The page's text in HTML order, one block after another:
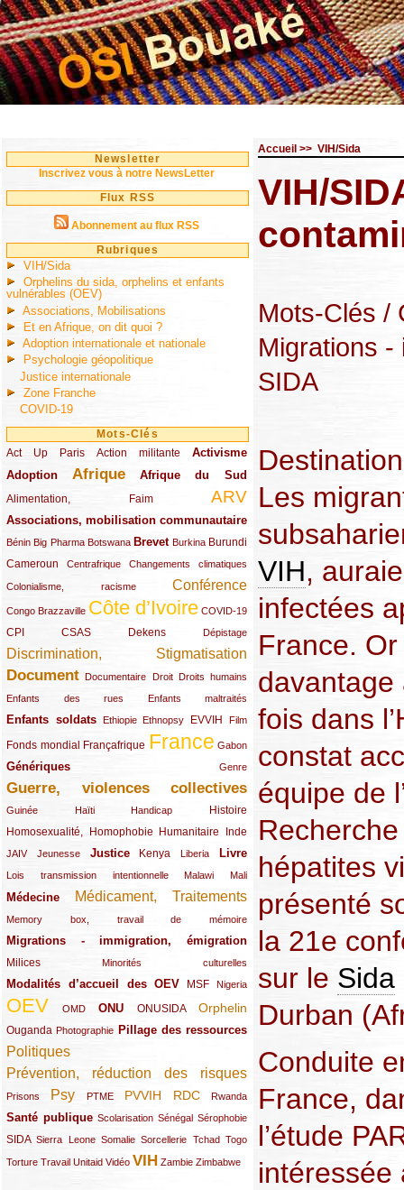
Newsletter
Inscrivez vous à notre NewsLetter
Flux RSS
Abonnement au flux RSS
Rubriques
VIH/Sida
Orphelins du sida, orphelins et enfants
vulnérables (OEV)
Associations, Mobilisations
Et en Afrique, on dit quoi ?
Adoption internationale et nationale
Psychologie géopolitique
Justice internationale
Zone Franche
COVID-19
Mots-Clés
Act Up Paris
(49/289) Action militante
(32/289) Activisme
(73/289)
Adoption
(82/289) Afrique
(161/289) Afrique du Sud
(73/289)
Alimentation, Faim
(48/289) ARV
(203/289)
Associations, mobilisation communautaire
(65/289)
Bénin
(13/289)Big Pharma
(16/289) Botswana
(9/289) Brevet
(83/289) Burkina
(18/289) Burundi
(30/289)
Cameroun
(47/289) Centrafrique
(23/289) Changements climatiques
(10/289)
Colonialisme, racisme
(19/289) Conférence
(118/289)
Congo Brazzaville
(24/289) Côte d’Ivoire
(263/289) COVID-19
(13/289)
CPI
(48/289) CSAS
(32/289) Dekens
(29/289) Dépistage
(19/289)
Discrimination, Stigmatisation
(131/289)
Document
(145/289) Documentaire
(9/289) Droit
(20/289) Droits humains
(22/289)
Enfants des rues
(21/289) Enfants maltraités
(10/289)
Enfants soldats
(68/289) Ethiopie
(12/289) Ethnopsy
(15/289) EVVIH
(55/289) Film
(22/289)
Fonds mondial
(48/289) Françafrique
(39/289) France
(289/289) Gabon
(12/289)
Génériques
(59/289) Genre
(22/289)
Guerre, violences collectives
(149/289)
Guinée
(12/289) Haïti
(15/289) Handicap
(10/289) Histoire
(49/289)
Homosexualité, Homophobie
(44/289) Humanitaire
(47/289) Inde
(34/289)
JAIV
(10/289)Jeunesse
(21/289) Justice
(65/289) Kenya
(35/289) Liberia
(25/289) Livre
(62/289)
Lois transmission intentionnelle
(24/289) Malawi
(11/289) Mali
(21/289)
Médecine
(62/289) Médicament, Traitements
(142/289)
Memory box, travail de mémoire
(11/289)
Migrations - immigration, émigration
(67/289)
Milices
(34/289) Minorités culturelles
(15/289)
Modalités d’accueil des OEV
(58/289) MSF
(54/289) Nigeria
(27/289)
OEV
(269/289) OMD
(26/289) ONU
(58/289) ONUSIDA
(44/289) Orphelin
(112/289)
Ouganda
(29/289) Photographie
(27/289) Pillage des ressources
(77/289)
Politiques
(120/289)
Prévention, réduction des risques
(131/289)
Prisons
(22/289) Psy
(119/289) PTME
(12/289) PVVIH
(111/289) RDC
(104/289) Rwanda
(23/289)
Santé publique
(59/289) Scolarisation
(9/289) Sénégal
(13/289) Sérophobie
(19/289)
SIDA
(29/289)Sierra Leone
(13/289) Somalie
(12/289) Sorcellerie
(19/289) Tchad
(10/289) Togo
(15/289)
Torture
(17/289)Travail
(21/289) Unitaid
(26/289) Vidéo
(23/289) VIH
(154/289) Zambie
(12/289) Zimbabwe
(21/289)
Accueil >> VIH/Sida
VIH/
Mots-Clés /
Migrations -
SIDA
Les
VIH,
infectées
France.
davantage
fois dans
constat
équipe de
hépatites
présenté
la 21e
sur le Sida
Durban
Conduite
France,
l’étude
intéressée